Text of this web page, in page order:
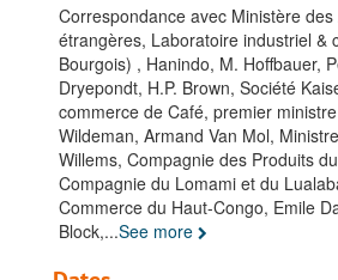
Correspondance avec Ministère des
étrangères, Laboratoire industriel &
Bourgois) , Hanindo, M. Hoffbauer,
Dryepondt, H.P. Brown, Société
commerce de Café, premier
Wildeman, Armand Van Mol,
Willems, Compagnie des Produits
Compagnie du Lomami et du
Commerce du Haut-Congo, Emile
Block,...See more
A. Gestion administrative-
B. Gestion financière, 1924-1928
C. Gestion financière du
D. Gestion matérielle, surveillance et
E. Coordination initiatives de
F. Gestion du personnel
G. Gestion ICT